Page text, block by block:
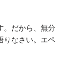
。だから、無分
りなさい。エペ